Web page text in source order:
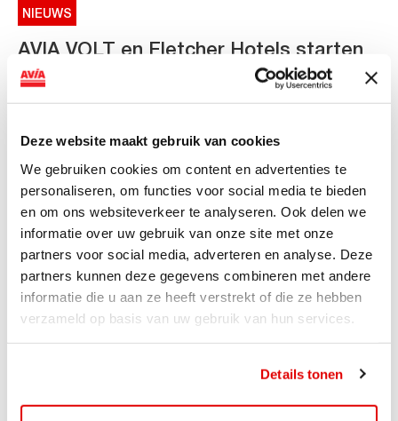
Deze website maakt gebruik van cookies
We gebruiken cookies om content en advertenties te
personaliseren, om functies voor social media te bieden
en om ons websiteverkeer te analyseren. Ook delen we
informatie over uw gebruik van onze site met onze
partners voor social media, adverteren en analyse. Deze
partners kunnen deze gegevens combineren met andere
informatie die u aan ze heeft verstrekt of die ze hebben
verzameld op basis van uw gebruik van hun services.
Details tonen
NIEUWS
AVIA VOLT en Fletcher Hotels starten
landelijke uitrol van DC-
AVIA VOLT en Fletcher Hotels starten landelijke uitrol